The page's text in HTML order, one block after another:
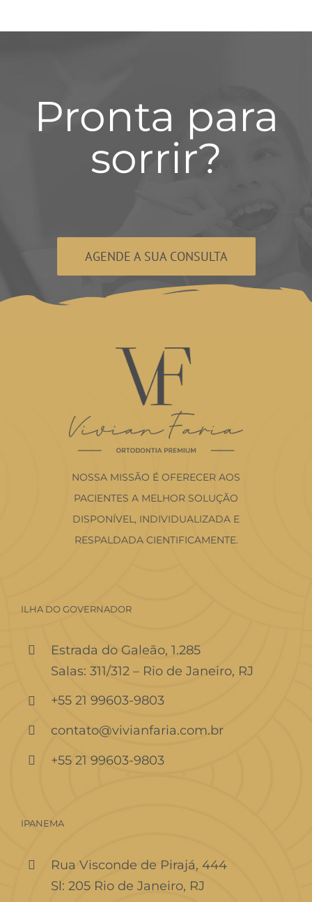
Pronta para
sorrir?
AGENDE A SUA CONSULTA
NOSSA MISSÃO É OFERECER AOS
PACIENTES A MELHOR SOLUÇÃO
DISPONÍVEL, INDIVIDUALIZADA E
RESPALDADA CIENTIFICAMENTE.
ILHA DO GOVERNADOR
Estrada do Galeão, 1.285
Salas: 311/312 – Rio de Janeiro, RJ
+55 21 99603-9803
contato@vivianfaria.com.br
+55 21 99603-9803
IPANEMA
Rua Visconde de Pirajá, 444
Sl: 205 Rio de Janeiro, RJ